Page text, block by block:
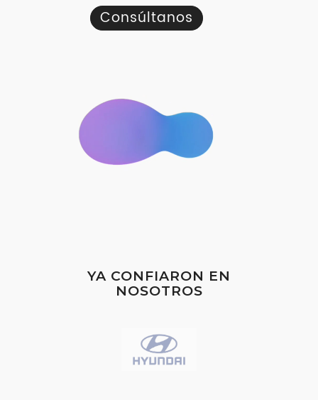
Consúltanos
YA CONFIARON EN
NOSOTROS